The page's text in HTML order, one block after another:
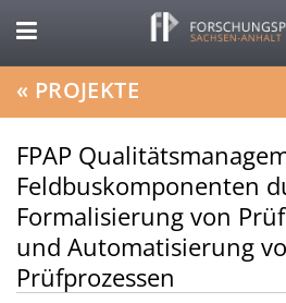
« PROJEKTE
FPAP
Feldbuskomponenten
Formalisierung von
und Automatisierung
Prüfprozessen